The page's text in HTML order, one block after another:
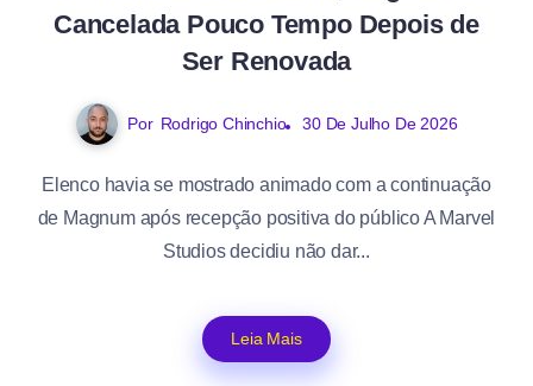
Cancelada Pouco Tempo Depois de
Ser Renovada
Por Rodrigo Chinchio 30 De Julho De 2026
Elenco havia se mostrado animado com a continuação
de Magnum após recepção positiva do público A Marvel
Studios decidiu não dar...
Leia Mais